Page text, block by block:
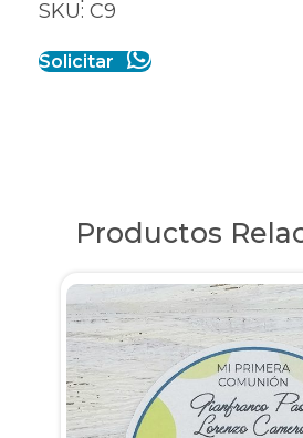
SKU: C9
Solicitar
Productos